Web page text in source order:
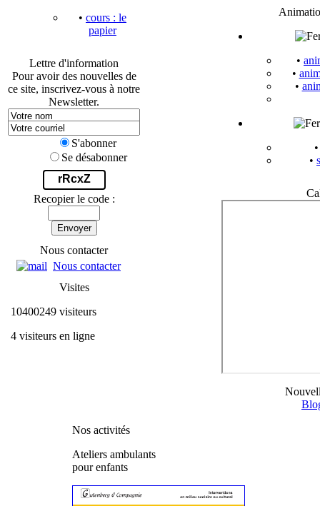
• cours : le
papier
Lettre d'information
Pour avoir des nouvelles de
ce site, inscrivez-vous à notre
Newsletter.
S'abonner
Se désabonner
rRcxZ
Recopier le code :
Envoyer
Nous contacter
Nous contacter
Visites
10400249 visiteurs
4 visiteurs en ligne
•
•
•
•
Nos activités
Ateliers ambulants
pour enfants